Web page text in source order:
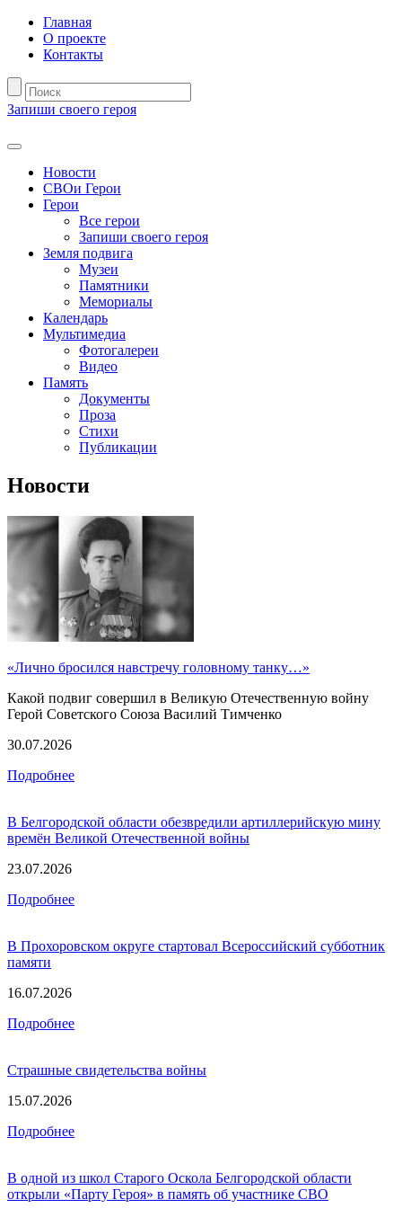
Главная
О проекте
Контакты
Запиши своего героя
Новости
СВОи Герои
Герои
Все герои
Запиши своего героя
Земля подвига
Музеи
Памятники
Мемориалы
Календарь
Мультимедиа
Фотогалереи
Видео
Память
Документы
Проза
Стихи
Публикации
Новости
«Лично бросился навстречу головному танку…»
Какой подвиг совершил в Великую Отечественную войну
Герой Советского Союза Василий Тимченко
30.07.2026
Подробнее
В Белгородской области обезвредили артиллерийскую мину
времён Великой Отечественной войны
23.07.2026
Подробнее
В Прохоровском округе стартовал Всероссийский субботник
памяти
16.07.2026
Подробнее
Страшные свидетельства войны
15.07.2026
Подробнее
В одной из школ Старого Оскола Белгородской области
открыли «Парту Героя» в память об участнике СВО